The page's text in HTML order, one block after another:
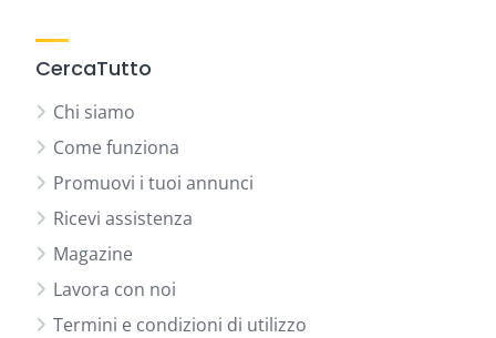
CercaTutto
Chi siamo
Come funziona
Promuovi i tuoi annunci
Ricevi assistenza
Magazine
Lavora con noi
Termini e condizioni di utilizzo